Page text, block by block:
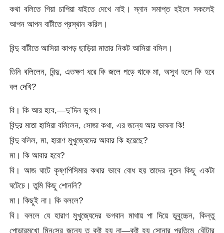
কথা বলিতে গিয়া চাপিয়া যাইতে দেখে নাই। স্নান সমাপ্ত হইলে সকলেই
আপন আপন বাটীতে প্রস্থান করিল।
বিন্দু বাটীতে আসিয়া কাপড় ছাড়িয়া মাতার নিকট আসিয়া বসিল।
তিনি বলিলেন, বিন্দু, এতক্ষণ ধরে কি জলে পড়ে থাকে মা, অসুখ হলে কি হবে
বল দেখি?
বি। কি আর হবে,—দু’দিন ভুগব।
বিন্দুর মাতা হাসিয়া বলিলেন, সোজা কথা, এর জন্যে আর ভাবনা কি!
বিন্দু বলিল, মা, হারাণ মুখুজ্যেদের আবার কি হয়েছে?
মা। কি আবার হবে?
বি। আজ ঘাটে কৃষ্ণপিসিমার কথার ভাবে বোধ হয় তাদের নূতন কিছু একটা
ঘটেচে। তুমি কিছু শোননি?
মা। কিছুই না। কি বললে?
বি। বললে যে হারাণ মুখুজ্যেদের ভগবান মাথায় পা দিয়ে ডুবুচ্চেন, কিন্তু
পোড়ারমুখো মিন্‌সের জন্যে ত কষ্ট হয় না—কষ্ট হয় সোনার প্রতিমে বৌটার